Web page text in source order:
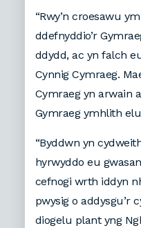
“Rwy’n croesawu
ddefnyddio’r
ddydd, ac yn falch
Cynnig Cymraeg.
Cymraeg yn arwain
Gymraeg ymhlith
“Byddwn yn
hyrwyddo eu
cefnogi wrth iddyn
pwysig o addysgu’r
diogelu plant yng